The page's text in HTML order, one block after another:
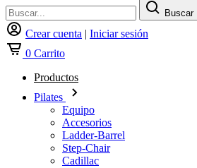
Buscar
Crear cuenta | Iniciar sesión
0 Carrito
Productos
Pilates
Equipo
Accesorios
Ladder-Barrel
Step-Chair
Cadillac